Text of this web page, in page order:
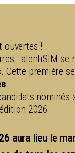
ouvertes !
TalentiSIM
première
2026.
aura lieu le